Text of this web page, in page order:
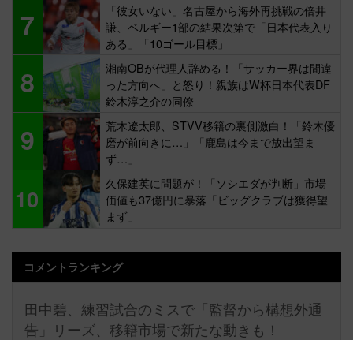
7
「彼女いない」名古屋から海外再挑戦の倍井
謙、ベルギー1部の結果次第で「日本代表入り
ある」「10ゴール目標」
8
湘南OBが代理人辞める！「サッカー界は間違
った方向へ」と怒り！親族はW杯日本代表DF
鈴木淳之介の同僚
9
荒木遼太郎、STVV移籍の裏側激白！「鈴木優
磨が前向きに…」「鹿島は今まで放出望ま
ず…」
10
久保建英に問題が！「ソシエダが判断」市場
価値も37億円に暴落「ビッグクラブは獲得望
まず」
コメントランキング
田中碧、練習試合のミスで「監督から構想外通
告」リーズ、移籍市場で新たな動きも！